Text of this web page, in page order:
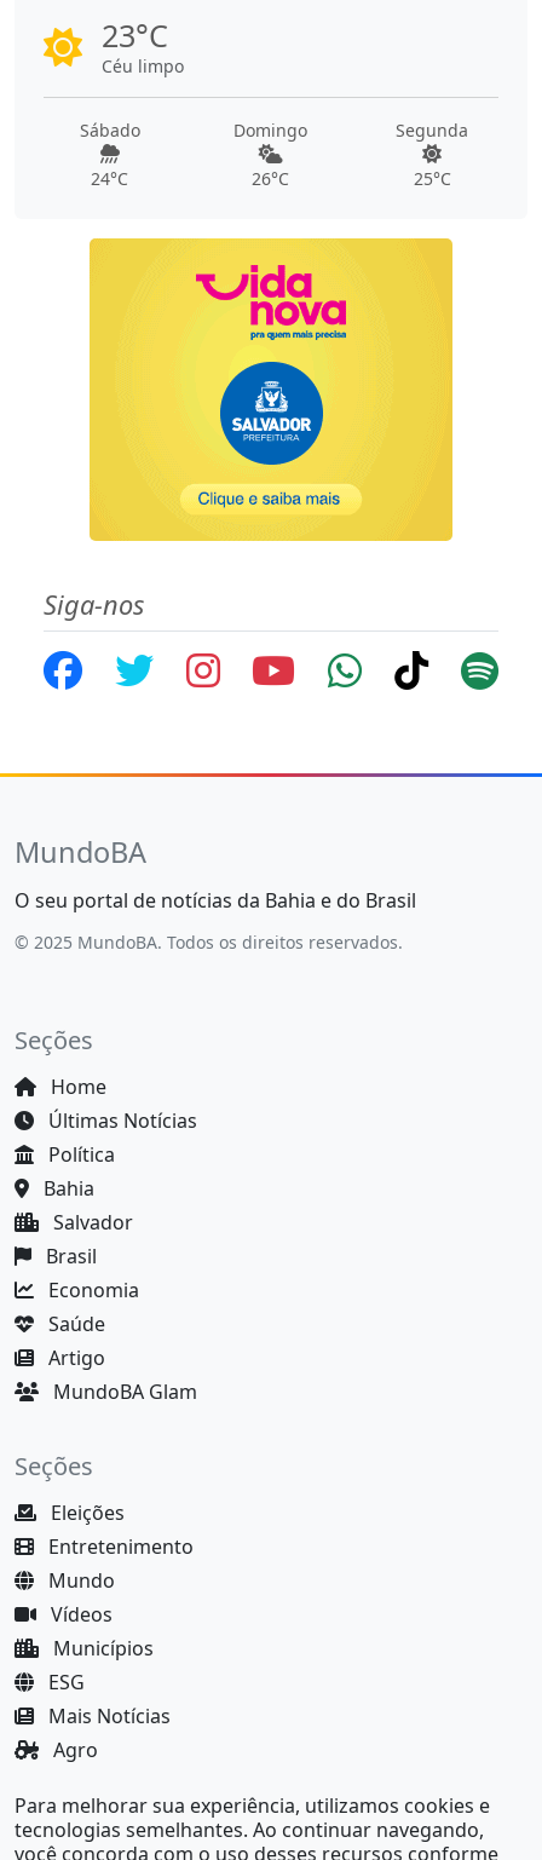
23°C
Céu limpo
Sábado
24°C
Domingo
26°C
Segunda
25°C
Siga-nos
MundoBA
O seu portal de notícias da Bahia e do Brasil
© 2025 MundoBA. Todos os direitos reservados.
Seções
Home
Últimas Notícias
Política
Bahia
Salvador
Brasil
Economia
Saúde
Artigo
MundoBA Glam
Seções
Eleições
Entretenimento
Mundo
Vídeos
Municípios
ESG
Mais Notícias
Agro
MundoBA Black
Para melhorar sua experiência, utilizamos cookies e
tecnologias semelhantes. Ao continuar navegando,
você concorda com o uso desses recursos conforme